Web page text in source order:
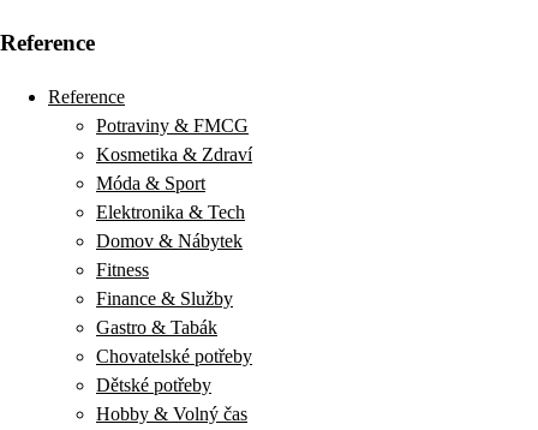
Reference
Reference
Potraviny & FMCG
Kosmetika & Zdraví
Móda & Sport
Elektronika & Tech
Domov & Nábytek
Fitness
Finance & Služby
Gastro & Tabák
Chovatelské potřeby
Dětské potřeby
Hobby & Volný čas